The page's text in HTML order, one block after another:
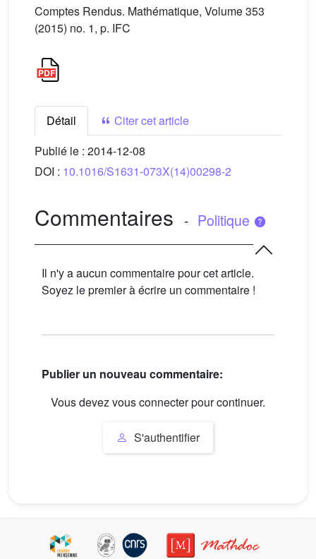
Comptes Rendus. Mathématique, Volume 353
(2015) no. 1, p. IFC
Détail
Citer cet article
Publié le : 2014-12-08
DOI : 10.1016/S1631-073X(14)00298-2
Commentaires - Politique
Il n'y a aucun commentaire pour cet article.
Soyez le premier à écrire un commentaire !
Publier un nouveau commentaire:
Vous devez vous connecter pour continuer.
S'authentifier